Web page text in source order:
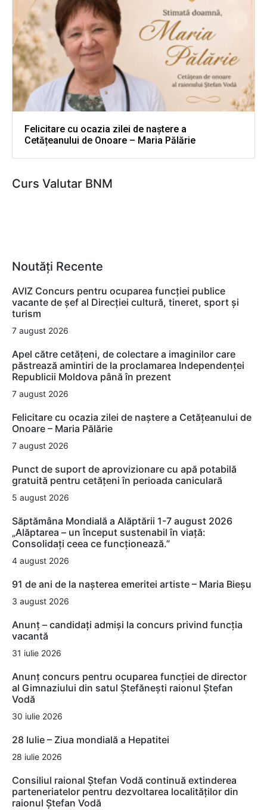
Felicitare cu ocazia zilei de naștere a
Cetățeanului de Onoare – Maria Pălărie
Curs Valutar BNM
Noutăți Recente
AVIZ Concurs pentru ocuparea funcţiei publice
vacante de şef al Direcţiei cultură, tineret, sport şi
turism
7 august 2026
Apel către cetățeni, de colectare a imaginilor care
păstrează amintiri de la proclamarea Independenței
Republicii Moldova până în prezent
7 august 2026
Felicitare cu ocazia zilei de naștere a Cetățeanului de
Onoare – Maria Pălărie
7 august 2026
Punct de suport de aprovizionare cu apă potabilă
gratuită pentru cetățeni în perioada caniculară
5 august 2026
Săptămâna Mondială a Alăptării 1-7 august 2026
„Alăptarea – un început sustenabil în viață:
Consolidați ceea ce funcționează.”
4 august 2026
91 de ani de la nașterea emeritei artiste – Maria Bieșu
3 august 2026
Anunț – candidați admiși la concurs privind funcția
vacantă
31 iulie 2026
Anunț concurs pentru ocuparea funcției de director
al Gimnaziului din satul Ștefănești raionul Ștefan
Vodă
30 iulie 2026
28 Iulie – Ziua mondială a Hepatitei
28 iulie 2026
Consiliul raional Ștefan Vodă continuă extinderea
parteneriatelor pentru dezvoltarea localităților din
raionul Ștefan Vodă